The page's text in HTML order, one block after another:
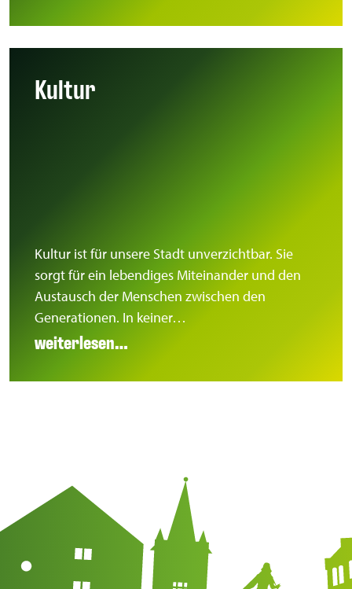
Kultur
Kultur ist für unsere Stadt unverzichtbar. Sie
sorgt für ein lebendiges Miteinander und den
Austausch der Menschen zwischen den
Generationen. In keiner…
weiterlesen…